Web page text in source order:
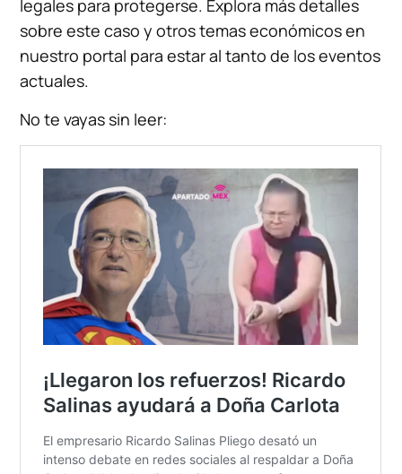
legales para protegerse. Explora más detalles
sobre este caso y otros temas económicos en
nuestro portal para estar al tanto de los eventos
actuales.
No te vayas sin leer: